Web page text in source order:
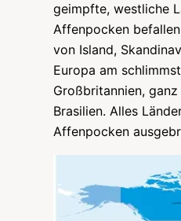
geimpfte, westliche
Affenpocken
von Island,
Europa am
Großbritannien,
Brasilien. Alles
Affenpocken